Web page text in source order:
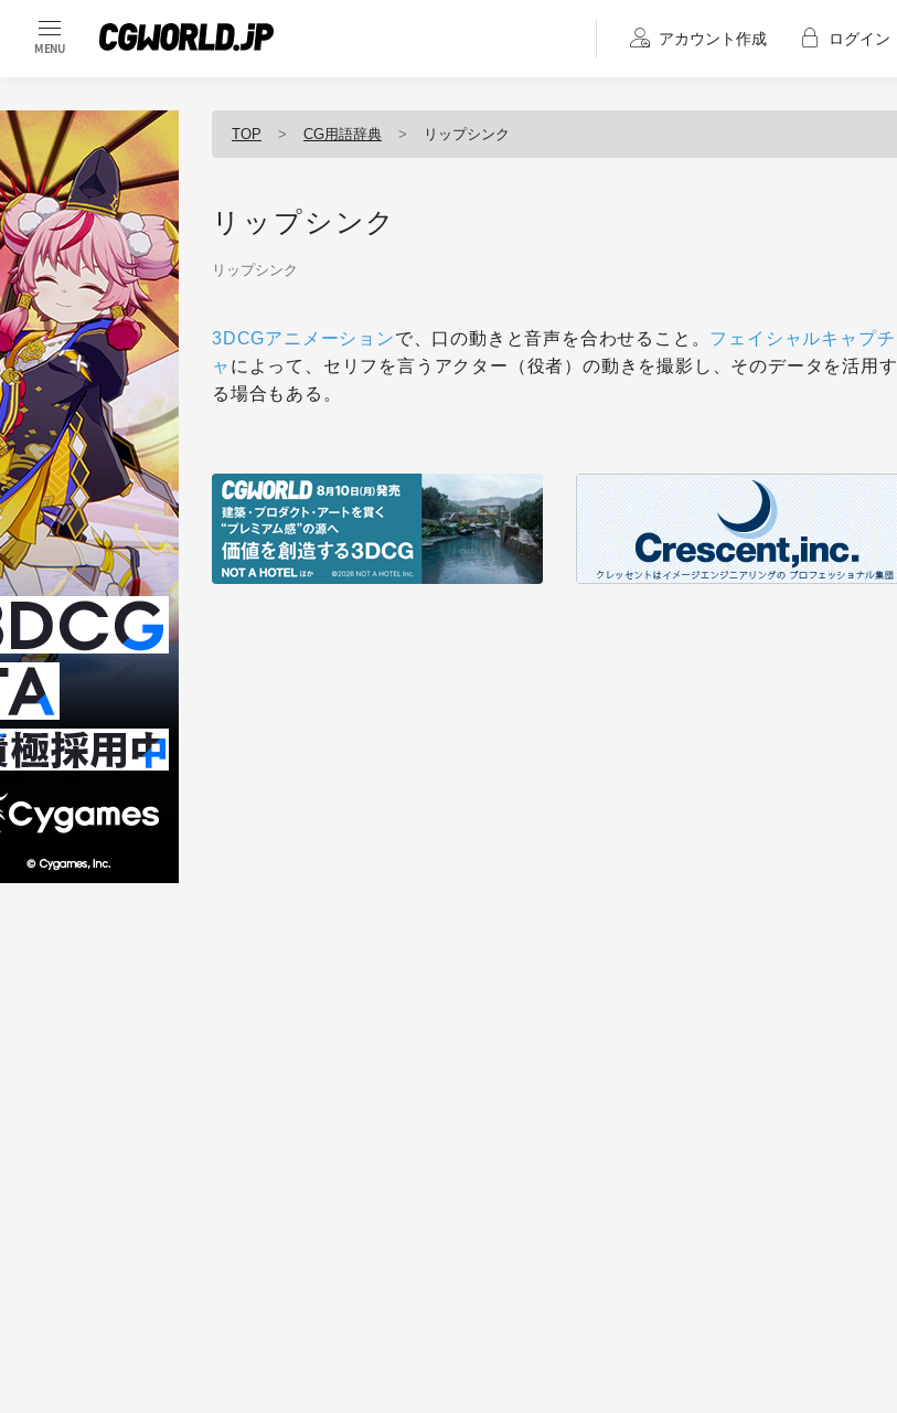
MENU
アカウント作成 ログイン
TOP CG用語辞典 リップシンク
リップシンク
リップシンク
3DCGアニメーションで、口の動きと音声を合わせること。 フェイシャルキャプチ
ャ によって、セリフを言うアクター（役者）の動きを撮影し、そのデータを活用す
る場合もある。